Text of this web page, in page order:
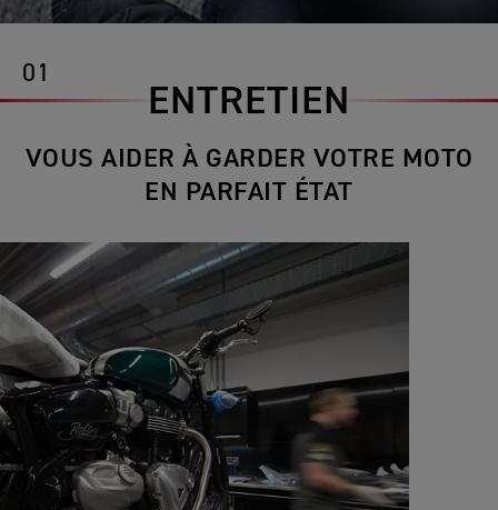
01
ENTRETIEN
VOUS AIDER À GARDER VOTRE MOTO
EN PARFAIT ÉTAT